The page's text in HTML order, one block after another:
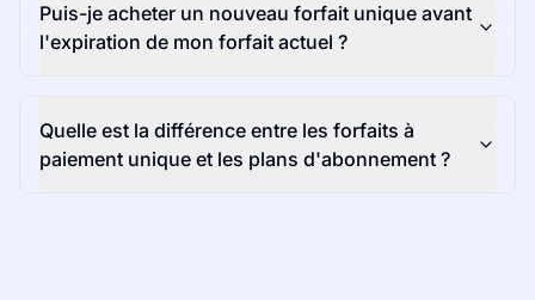
Puis-je acheter un nouveau forfait unique avant
l'expiration de mon forfait actuel ?
Quelle est la différence entre les forfaits à
paiement unique et les plans d'abonnement ?